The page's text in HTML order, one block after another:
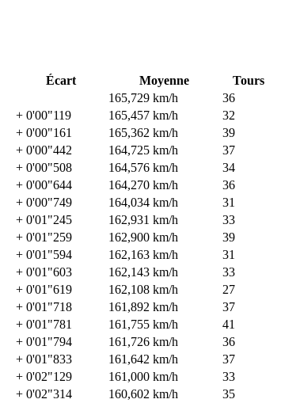
Écart Moyenne
Tours
165,729 km/h
36
+ 0'00"119 165,457 km/h
32
+ 0'00"161 165,362 km/h
39
+ 0'00"442 164,725 km/h
37
+ 0'00"508 164,576 km/h
34
+ 0'00"644 164,270 km/h
36
+ 0'00"749 164,034 km/h
31
+ 0'01"245 162,931 km/h
33
+ 0'01"259 162,900 km/h
39
+ 0'01"594 162,163 km/h
31
+ 0'01"603 162,143 km/h
33
+ 0'01"619 162,108 km/h
27
+ 0'01"718 161,892 km/h
37
+ 0'01"781 161,755 km/h
41
+ 0'01"794 161,726 km/h
36
+ 0'01"833 161,642 km/h
37
+ 0'02"129 161,000 km/h
33
+ 0'02"314 160,602 km/h
35